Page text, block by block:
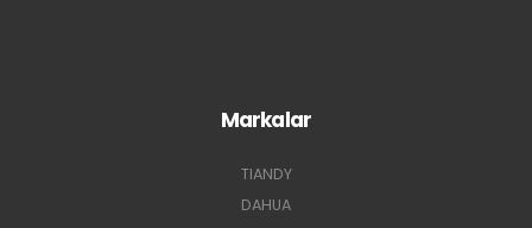
Markalar
TIANDY
DAHUA